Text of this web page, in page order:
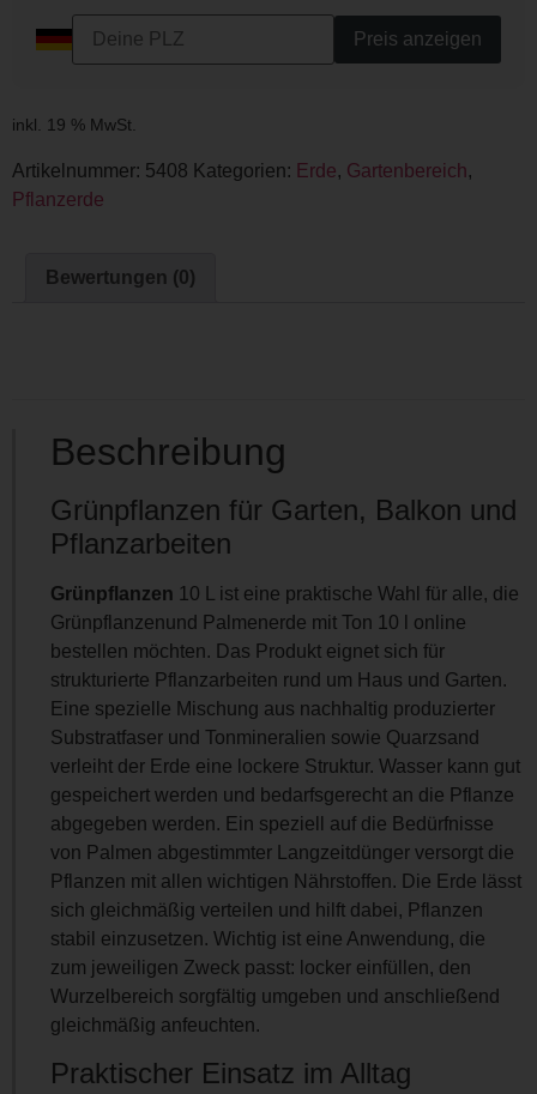
Preis anzeigen
inkl. 19 % MwSt.
Artikelnummer: 5408 Kategorien: Erde, Gartenbereich,
Pflanzerde
Bewertungen (0)
Beschreibung
Grünpflanzen für Garten, Balkon und
Pflanzarbeiten
Grünpflanzen 10 L ist eine praktische Wahl für alle, die
Grünpflanzenund Palmenerde mit Ton 10 l online
bestellen möchten. Das Produkt eignet sich für
strukturierte Pflanzarbeiten rund um Haus und Garten.
Eine spezielle Mischung aus nachhaltig produzierter
Substratfaser und Tonmineralien sowie Quarzsand
verleiht der Erde eine lockere Struktur. Wasser kann gut
gespeichert werden und bedarfsgerecht an die Pflanze
abgegeben werden. Ein speziell auf die Bedürfnisse
von Palmen abgestimmter Langzeitdünger versorgt die
Pflanzen mit allen wichtigen Nährstoffen. Die Erde lässt
sich gleichmäßig verteilen und hilft dabei, Pflanzen
stabil einzusetzen. Wichtig ist eine Anwendung, die
zum jeweiligen Zweck passt: locker einfüllen, den
Wurzelbereich sorgfältig umgeben und anschließend
gleichmäßig anfeuchten.
Praktischer Einsatz im Alltag